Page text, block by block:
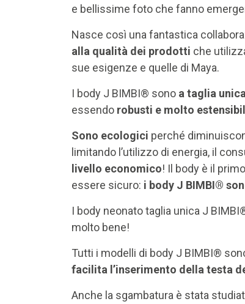
e bellissime foto che fanno
Nasce così una fantastica
alla qualità dei prodotti che
sue esigenze e quelle di Maya.
I body J BIMBI® sono a taglia
essendo robusti e molto
Sono ecologici perché
limitando l’utilizzo di energia, il
livello economico! Il body è il
essere sicuro: i body J BIMBI®
I body neonato taglia unica J
molto bene!
Tutti i modelli di body J BIMBI®
facilita l’inserimento della testa
Anche la sgambatura è stata